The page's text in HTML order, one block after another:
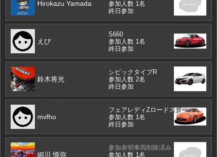
Hirokazu Yamada
参加人数 1名
終日参加
えび
S660
参加人数 1名
終日参加
鈴木将光
シビックタイプR
参加人数 2名
終日参加
mvfho
フェアレディZロードスター
参加人数 1名
終日参加
細川 慎弥
参加表明車両削除済み
参加人数 1名